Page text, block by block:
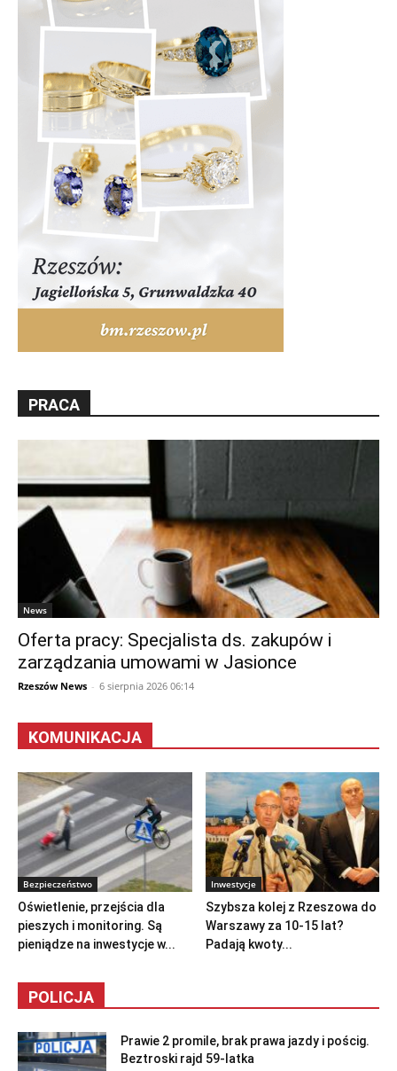
PRACA
News
Oferta pracy: Specjalista ds. zakupów i
zarządzania umowami w Jasionce
Rzeszów News - 6 sierpnia 2026 06:14
KOMUNIKACJA
Bezpieczeństwo
Oświetlenie, przejścia dla
pieszych i monitoring. Są
pieniądze na inwestycje w...
Inwestycje
Szybsza kolej z Rzeszowa do
Warszawy za 10-15 lat?
Padają kwoty...
POLICJA
Prawie 2 promile, brak prawa jazdy i pościg.
Beztroski rajd 59-latka